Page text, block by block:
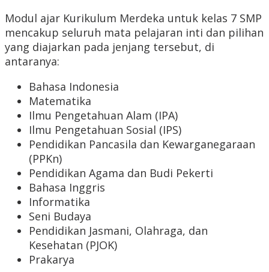
Modul ajar Kurikulum Merdeka untuk kelas 7 SMP
mencakup seluruh mata pelajaran inti dan pilihan
yang diajarkan pada jenjang tersebut, di
antaranya:
Bahasa Indonesia
Matematika
Ilmu Pengetahuan Alam (IPA)
Ilmu Pengetahuan Sosial (IPS)
Pendidikan Pancasila dan Kewarganegaraan
(PPKn)
Pendidikan Agama dan Budi Pekerti
Bahasa Inggris
Informatika
Seni Budaya
Pendidikan Jasmani, Olahraga, dan
Kesehatan (PJOK)
Prakarya